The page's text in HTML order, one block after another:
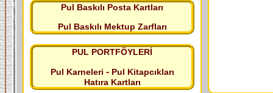
Pul Baskılı Posta Kartları
Pul Baskılı Mektup Zarfları
PUL PORTFÖYLERİ
Pul Karneleri - Pul Kitapcıkları
Hatıra Kartları